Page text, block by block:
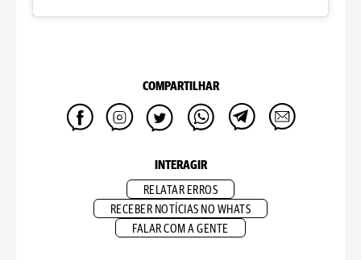
COMPARTILHAR
INTERAGIR
RELATAR ERROS
RECEBER NOTÍCIAS NO WHATS
FALAR COM A GENTE